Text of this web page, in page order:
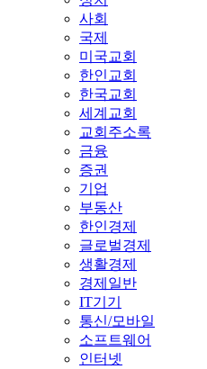
사회
국제
미국교회
한인교회
한국교회
세계교회
교회주소록
금융
증권
기업
부동산
한인경제
글로벌경제
생활경제
경제일반
IT기기
통신/모바일
소프트웨어
인터넷